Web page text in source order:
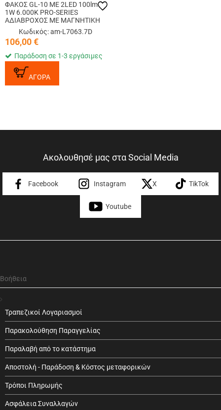
ΦΑΚΟΣ GL-10 ΜΕ 2LED 100lm
1W 6.000K PRO-SERIES
ΑΔΙΑΒΡΟΧΟΣ ΜΕ ΜΑΓΝΗΤΙΚΗ
ΒΑΣΗ+ΓΑΝΤΖΟ KOYTI 12ΤΕΜ.
Κωδικός: am-L7063.7D
106,00€
Παράδοση σε 1-3 εργάσιμες
ΑΓΟΡΑ
Ακολουθησέ μας στα Social Media
Facebook Instagram X TikTok
Youtube
Βοήθεια
Τραπεζικοί Λογαριασμοί
Παρακολούθηση Παραγγελίας
Παραλαβή από το κατάστημα
Αποστολή - Παράδοση & Κόστος μεταφορικών
Τρόποι Πληρωμής
Ασφάλεια Συναλλαγών